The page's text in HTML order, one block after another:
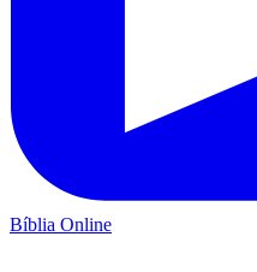
Bíblia Online